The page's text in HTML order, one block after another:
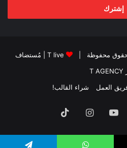
T live | مُستضاف
T AGENCY
العمل شراء القالب!
‫YouTubeانستقرام